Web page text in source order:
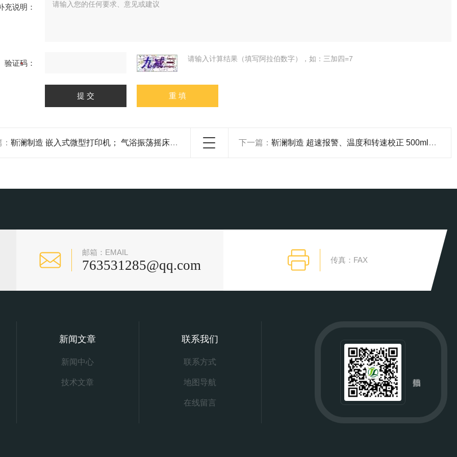
充说明：
验证码： 请输入计算结果（填写阿拉伯数字），如：三加四=7
靳澜制造 嵌入式微型打印机； 气浴振荡摇床 三级管理员权限 下一篇：靳澜制造 超速报警、温度和转速校正 500ml×43支/层 气浴振荡摇床
邮箱：EMAIL
763531285@qq.com 传真：FAX
新闻文章
新闻中心
技术文章
联系我们
联系方式
地图导航
在线留言